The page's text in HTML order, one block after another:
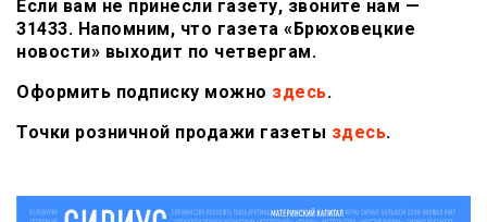
Если вам не принесли газету, звоните нам —
31433. Напомним, что газета «Брюховецкие
новости» выходит по четвергам.
Оформить подписку можно здесь.
Точки розничной продажи газеты здесь.